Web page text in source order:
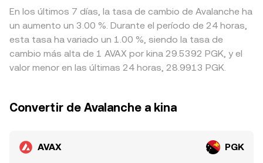
En los últimos 7 días, la tasa de cambio de Avalanche ha
un aumento un 3.00 %. Durante el período de 24 horas,
esta tasa ha variado un 1.00 %, siendo la tasa de
cambio más alta de 1 AVAX por kina 29.5392 PGK, y el
valor menor en las últimas 24 horas, 28.9913 PGK.
Convertir de Avalanche a kina
AVAX PGK